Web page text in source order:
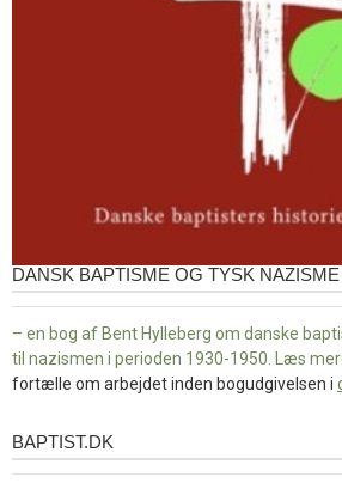
DANSK BAPTISME OG TYSK NAZISME
– en bog af Bent Hylleberg om danske
til nazismen i perioden 1930-1950. Læs
fortælle om arbejdet inden bogudgivelsen i
baptist.dk
BAPTIST.DK